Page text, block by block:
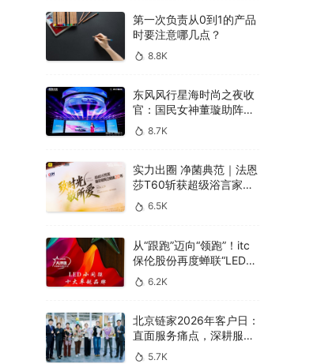
第一次负责从0到1的产品
时要注意哪几点？
8.8K
东风风行星海时尚之夜收
官：国民女神董璇助阵，
多车齐发震撼全场！
8.7K
实力出圈 净菌典范｜法恩
莎T60斩获超级浴言家年
度好产品奖
6.5K
从“跟跑”迈向“领跑”！itc
保伦股份再度蝉联“LED小
间距十大卓越品牌”
6.2K
北京链家2026年客户日：
直面服务痛点，深耕服务
本质5.7K